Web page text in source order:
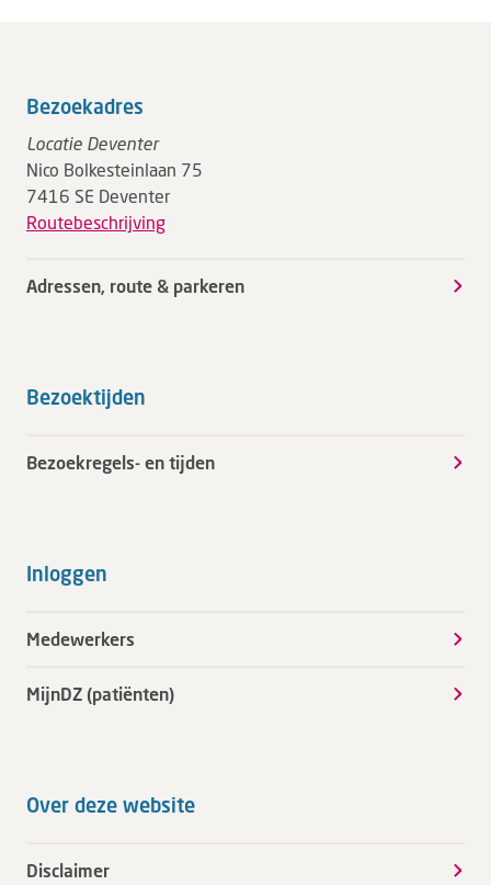
Bezoekadres
Locatie Deventer
Nico Bolkesteinlaan 75
7416 SE Deventer
Routebeschrijving
Adressen, route & parkeren
Bezoektijden
Bezoekregels- en tijden
Inloggen
Medewerkers
MijnDZ (patiënten)
Over deze website
Disclaimer